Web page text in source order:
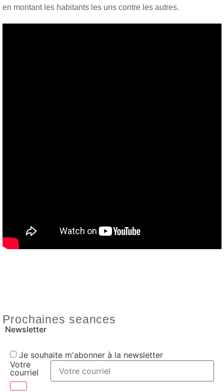
en montant les habitants les uns contre les autres.
Prochaines seances
Newsletter
Je souhaite m'abonner à la newsletter
Votre
courriel